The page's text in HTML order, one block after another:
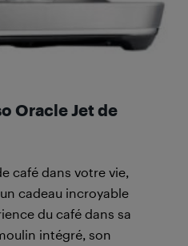
Oracle Jet de
café dans votre vie,
cadeau incroyable
du café dans sa
intégré, son